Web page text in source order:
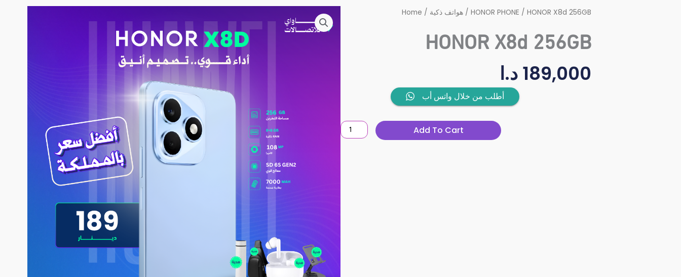
Home / هواتف ذكية/ HONOR PHONE / HONOR X8d 256GB
HONOR X8d 256GB
189,000 د.ا
أطلب من خلال واتس أب
256GB
quantity
Add To Cart